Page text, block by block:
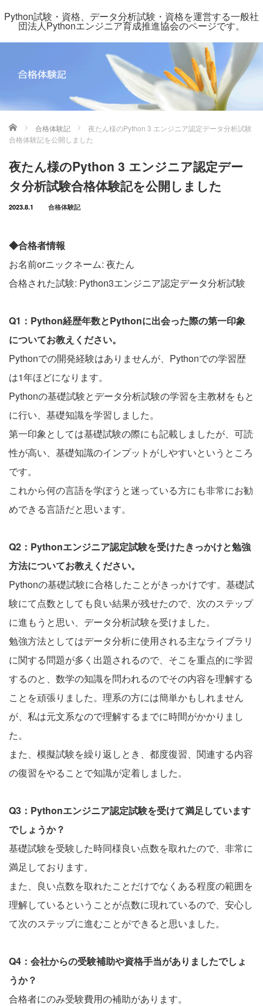
Python試験・資格、データ分析試験・資格を運営する一般社
団法人Pythonエンジニア育成推進協会のページです。
ホーム 合格体験記
夜たん様のPython 3 エンジニア認定データ分析試験
合格体験記を公開しました
夜たん様のPython 3 エンジニア認定デー
タ分析試験合格体験記を公開しました
2023.8.1 合格体験記
◆合格者情報
お名前orニックネーム: 夜たん
合格された試験: Python3エンジニア認定データ分析試験
Q1：Python経歴年数とPythonに出会った際の第一印象
についてお教えください。
Pythonでの開発経験はありませんが、Pythonでの学習歴
は1年ほどになります。
Pythonの基礎試験とデータ分析試験の学習を主教材をもと
に行い、基礎知識を学習しました。
第一印象としては基礎試験の際にも記載しましたが、可読
性が高い、基礎知識のインプットがしやすいというところ
です。
これから何の言語を学ぼうと迷っている方にも非常にお勧
めできる言語だと思います。
Q2：Pythonエンジニア認定試験を受けたきっかけと勉強
方法についてお教えください。
Pythonの基礎試験に合格したことがきっかけです。基礎試
験にて点数としても良い結果が残せたので、次のステップ
に進もうと思い、データ分析試験を受けました。
勉強方法としてはデータ分析に使用される主なライブラリ
に関する問題が多く出題されるので、そこを重点的に学習
するのと、数学の知識を問われるのでその内容を理解する
ことを頑張りました。理系の方には簡単かもしれません
が、私は元文系なので理解するまでに時間がかかりまし
た。
また、模擬試験を繰り返しとき、都度復習、関連する内容
の復習をやることで知識が定着しました。
Q3：Pythonエンジニア認定試験を受けて満足しています
でしょうか？
基礎試験を受験した時同様良い点数を取れたので、非常に
満足しております。
また、良い点数を取れたことだけでなくある程度の範囲を
理解しているということが点数に現れているので、安心し
て次のステップに進むことができると思いました。
Q4：会社からの受験補助や資格手当がありましたでしょ
うか？
合格者にのみ受験費用の補助があります。